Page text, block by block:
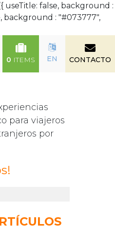
false, background :
background : "#073777",
0 ITEMS EN CONTACTO
para viajeros
por